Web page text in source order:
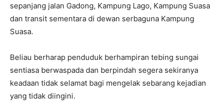
sepanjang jalan Gadong, Kampung Lago, Kampung Suasa
dan transit sementara di dewan serbaguna Kampung
Suasa.
Beliau berharap penduduk berhampiran tebing sungai
sentiasa berwaspada dan berpindah segera sekiranya
keadaan tidak selamat bagi mengelak sebarang kejadian
yang tidak diingini.